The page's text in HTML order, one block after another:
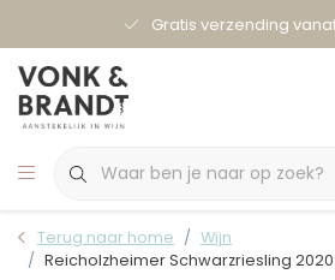
Gratis verzending
Terug naar home
Wijn
Reicholzheimer Schwarzriesling 2020